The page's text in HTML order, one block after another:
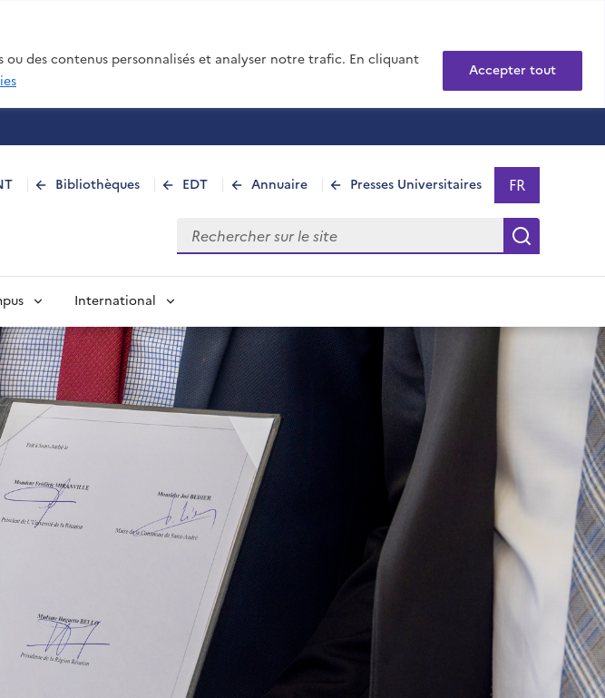
des contenus personnalisés et analyser notre trafic. En cliquant
Accepter tout
Bibliothèques EDT Annuaire Presses Universitaires Sélectionner
FR
- Français
Rechercher sur le site
International